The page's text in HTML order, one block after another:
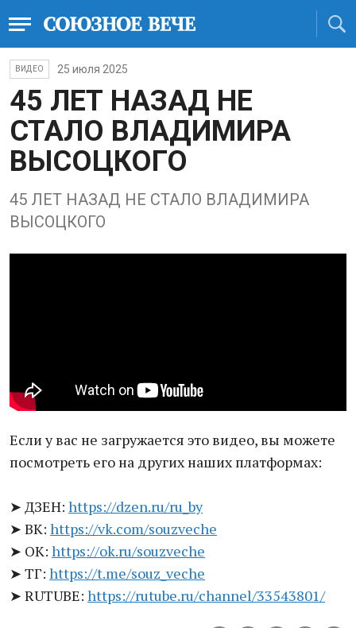
ВИДЕО 25 июля 2025
45 ЛЕТ НАЗАД НЕ
СТАЛО ВЛАДИМИРА
ВЫСОЦКОГО
45 ЛЕТ НАЗАД НЕ СТАЛО ВЛАДИМИРА
ВЫСОЦКОГО
Если у вас не загружается это видео, вы можете
посмотреть его на других наших платформах:
➤ ДЗЕН: https://dzen.ru/ru_by
➤ ВК: https://vk.com/souzveche
➤ ОК: https://ok.ru/souzveche
➤ ТГ: https://t.me/souz_veche
➤ RUTUBE: https://rutube.ru/channel/33543801/